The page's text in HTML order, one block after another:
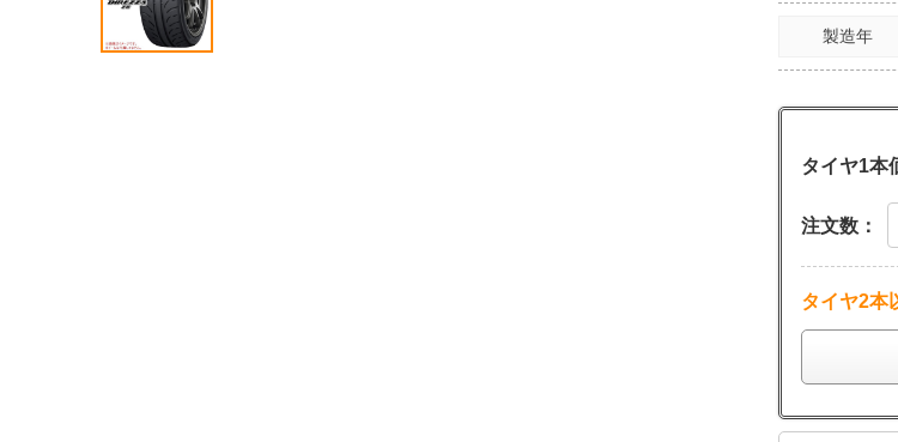
製造年
タイヤ1
注文数：
タイヤ2本